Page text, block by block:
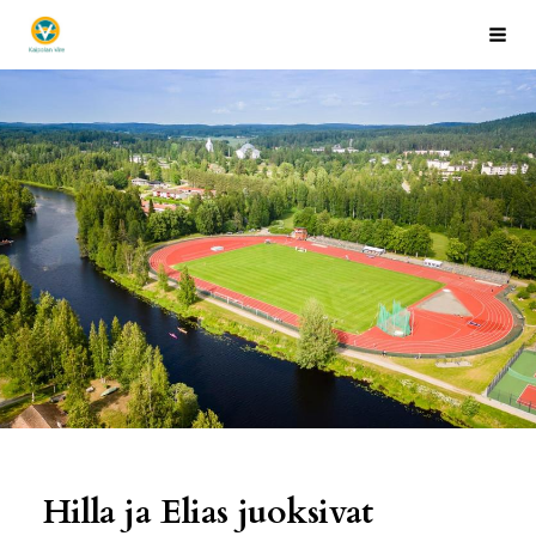
Siirry
sivun
sisältöön
Kaipolan Vire
Hilla ja Elias juoksivat